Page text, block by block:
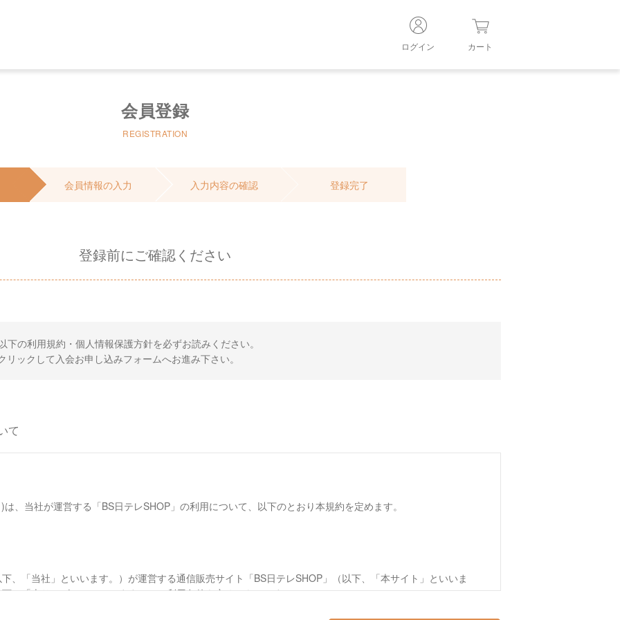
ログイン カート
会員登録
REGISTRATION
会員情報の入力 入力内容の確認 登録完了
登録前にご確認ください
の利用規約・個人情報保護方針を必ずお読みください。
ックして入会お申し込みフォームへお進み下さい。
て
、当社が運営する「BS日テレSHOP」の利用について、以下のとおり本規約を定めます。
、「当社」といいます。）が運営する通信販売サイト「BS日テレSHOP」（以下、「本サイト」といいま
、「本サービス」といいます。）の利用条件を定めるものです。